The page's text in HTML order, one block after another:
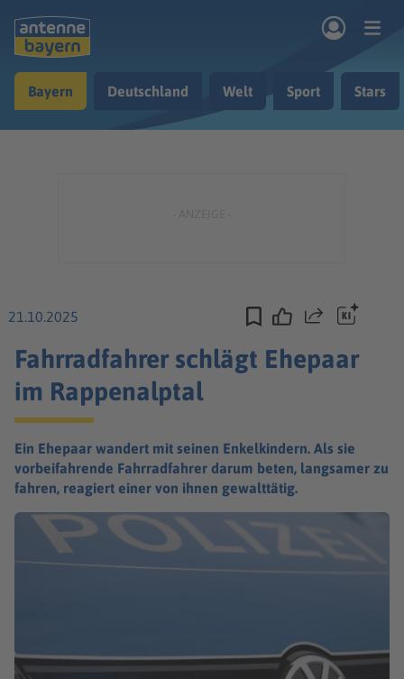
Musik & Radio
Bayern Deutschland Welt Sport Stars
21.10.2025 Teilen
Fahrradfahrer schlägt Ehepaar
im Rappenalptal
Ein Ehepaar wandert mit seinen Enkelkindern. Als sie
vorbeifahrende Fahrradfahrer darum beten, langsamer zu
fahren, reagiert einer von ihnen gewalttätig.